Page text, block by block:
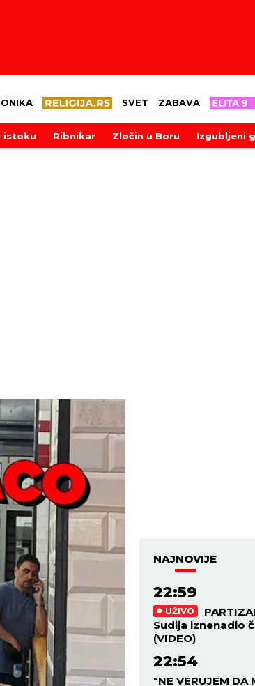
SVET ZABAVA
istoku Ribnikar Zločin u Boru Izgubljeni
NAJNOVIJE
22:59
UŽIVO
Sudija iznenadio
(VIDEO)
22:54
"NE VERUJEM DA